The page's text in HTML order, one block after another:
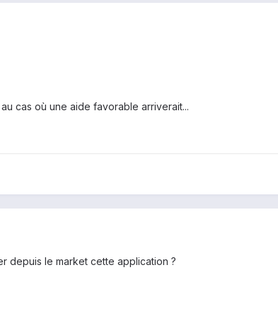
cas où une aide favorable arriverait...
depuis le market cette application ?